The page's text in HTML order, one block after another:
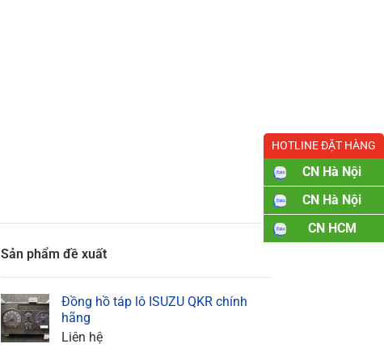
Sản phẩm đề xuất
Đồng hồ táp lô ISUZU QKR chính
hãng
Liên hệ
HOTLINE ĐẶT HÀNG
CN Hà Nội
CN Hà Nội
CN HCM